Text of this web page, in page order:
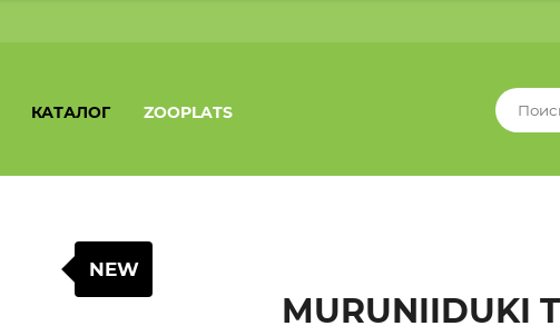
КАТАЛОГ ZOOPLATS
NEW
MURUNIIDUKI